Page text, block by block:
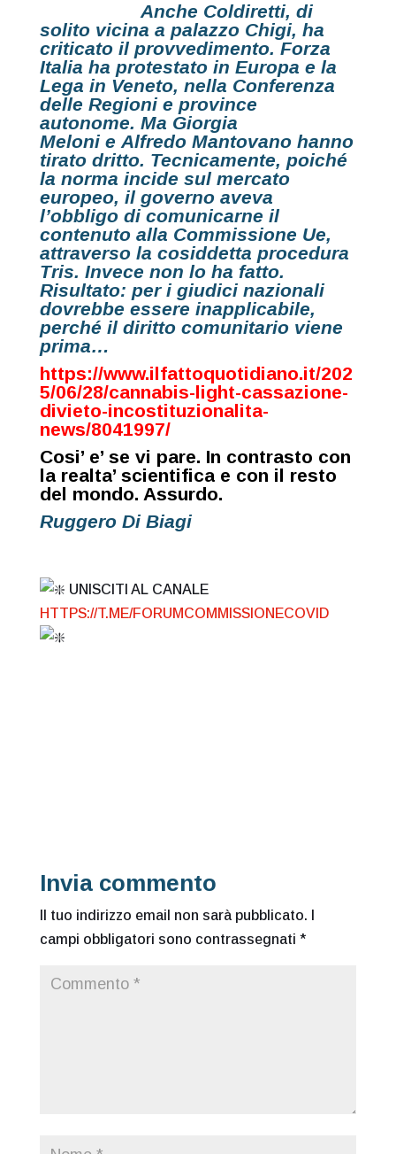
Anche Coldiretti, di
solito vicina a palazzo Chigi, ha
criticatoil provvedimento. Forza
Italia ha protestato in Europa e la
Lega in Veneto, nella Conferenza
delle Regioni e province
autonome. Ma Giorgia
Melonie Alfredo Mantovanohanno
tirato dritto. Tecnicamente, poiché
la norma incide sul mercato
europeo, il governo aveva
l’obbligo di comunicarne il
contenuto alla Commissione Ue,
attraverso la cosiddetta procedura
Tris. Invece non lo ha fatto.
Risultato: per i giudici nazionali
dovrebbe essere inapplicabile,
perché il diritto comunitario viene
prima…
https://www.ilfattoquotidiano.it/202
5/06/28/cannabis-light-cassazione-
divieto-incostituzionalita-
news/8041997/
Cosi’ e’ se vi pare. In contrasto con
la realta’ scientifica e con il resto
del mondo. Assurdo.
Ruggero Di Biagi
UNISCITI AL CANALE
HTTPS://T.ME/FORUMCOMMISSIONECOVID
Invia commento
Il tuo indirizzo email non sarà pubblicato.
campi obbligatori sono contrassegnati *